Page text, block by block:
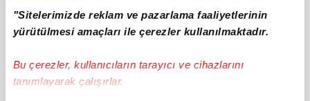
"Sitelerimizde reklam ve pazarlama faaliyetlerinin
yürütülmesi amaçları ile çerezler kullanılmaktadır.
Bu çerezler, kullanıcıların tarayıcı ve cihazlarını
tanımlayarak çalışırlar.